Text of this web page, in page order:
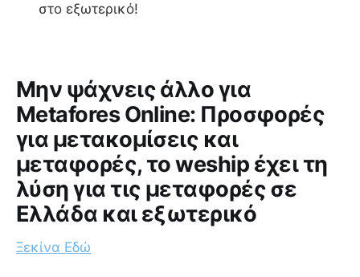
στο εξωτερικό!
Μην ψάχνεις άλλο για
Metafores Online: Προσφορές
για μετακομίσεις και
μεταφορές, το weship έχει τη
λύση για τις μεταφορές σε
Ελλάδα και εξωτερικό
Ξεκίνα Εδώ